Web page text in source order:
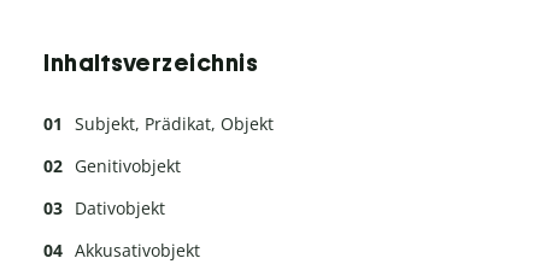
Inhaltsverzeichnis
Subjekt, Prädikat, Objekt
Genitivobjekt
Dativobjekt
Akkusativobjekt